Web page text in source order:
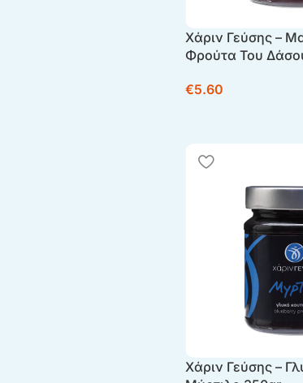
Χάριν Γεύσης –
Φρούτα Του
€5.60
Χάριν Γεύσης –